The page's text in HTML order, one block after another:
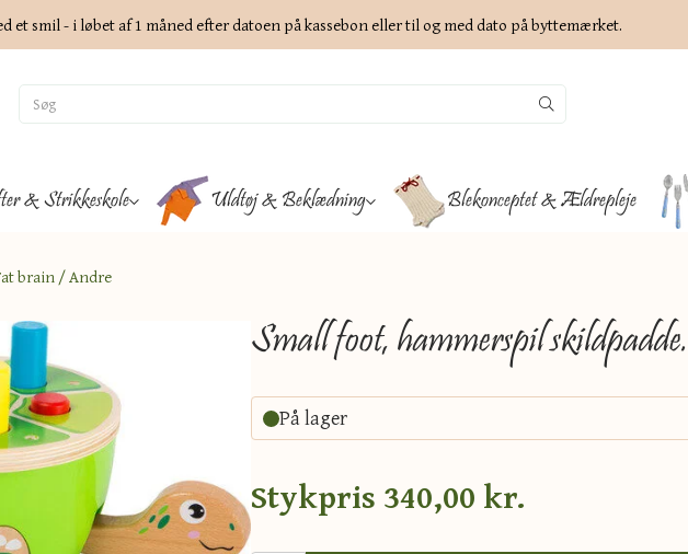
et smil - i løbet af 1 måned efter datoen på kassebon eller til og med dato på byttemærket.
& Strikkeskole Uldtøj & Beklædning Blekonceptet & Ældrepleje
brain / Andre
Small foot, hammerspil skildpadde.
På lager
Stykpris 340,00 kr.